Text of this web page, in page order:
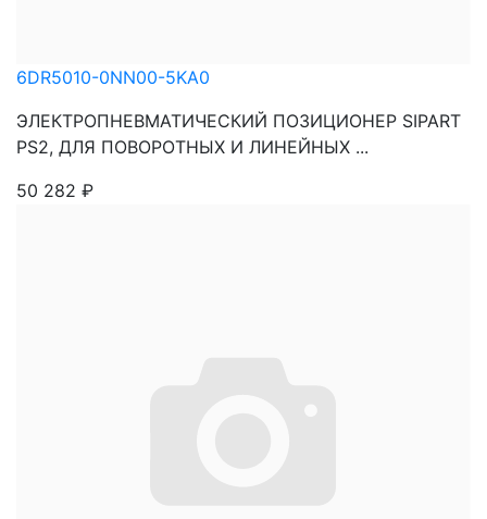
6DR5010-0NN00-5KA0
ЭЛЕКТРОПНЕВМАТИЧЕСКИЙ ПОЗИЦИОНЕР SIPART
PS2, ДЛЯ ПОВОРОТНЫХ И ЛИНЕЙНЫХ ...
50 282 ₽